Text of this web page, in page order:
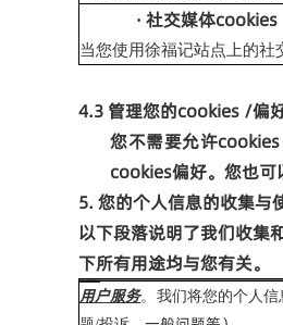
·社交媒体cookies
当您使用徐福记站点上的
4.3 管理您的cookies /偏
您不需要允许
cookies偏好。您也
5. 您的个人信息的收集与
以下段落说明了我们收集
下所有用途均与您有关。
用户服务。 我们将您的个人